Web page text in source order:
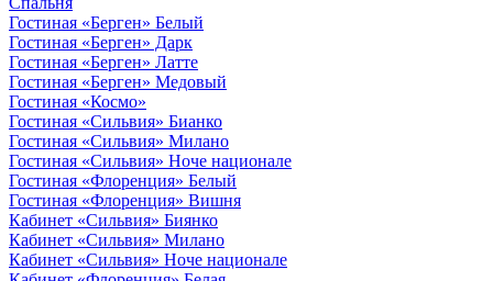
Гостиная «Берген» Белый
Гостиная «Берген» Дарк
Гостиная «Берген» Латте
Гостиная «Берген» Медовый
Гостиная «Космо»
Гостиная «Сильвия» Бианко
Гостиная «Сильвия» Милано
Гостиная «Сильвия» Ноче национале
Гостиная «Флоренция» Белый
Гостиная «Флоренция» Вишня
Кабинет «Сильвия» Биянко
Кабинет «Сильвия» Милано
Кабинет «Сильвия» Ноче национале